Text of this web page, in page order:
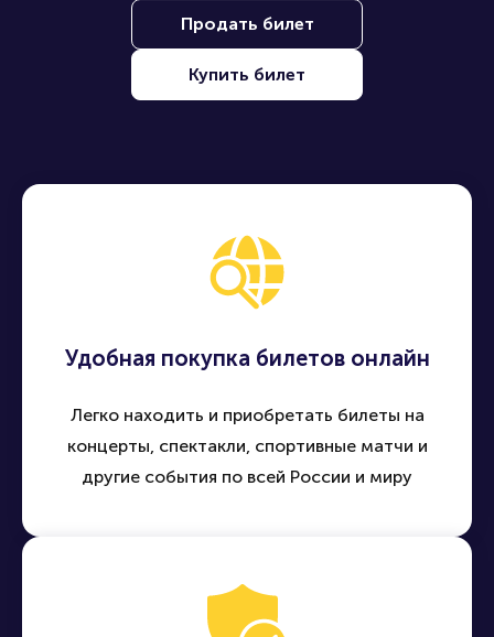
Продать билет
Купить билет
Удобная покупка билетов онлайн
Легко находить и приобретать билеты на
концерты, спектакли, спортивные матчи и
другие события по всей России и миру